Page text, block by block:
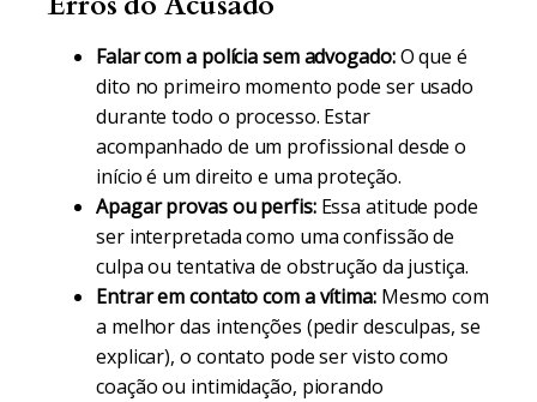
Falar com a polícia sem advogado:O que é
dito no primeiro momento pode ser usado
durante todo o processo. Estar
acompanhado de um profissional desde o
início é um direito e uma proteção.
Apagar provas ou perfis:Essa atitude pode
ser interpretada como uma confissão de
culpa ou tentativa de obstrução da justiça.
Entrar em contato com a vítima:Mesmo com
a melhor das intenções (pedir desculpas, se
explicar), o contato pode ser visto como
coação ou intimidação, piorando